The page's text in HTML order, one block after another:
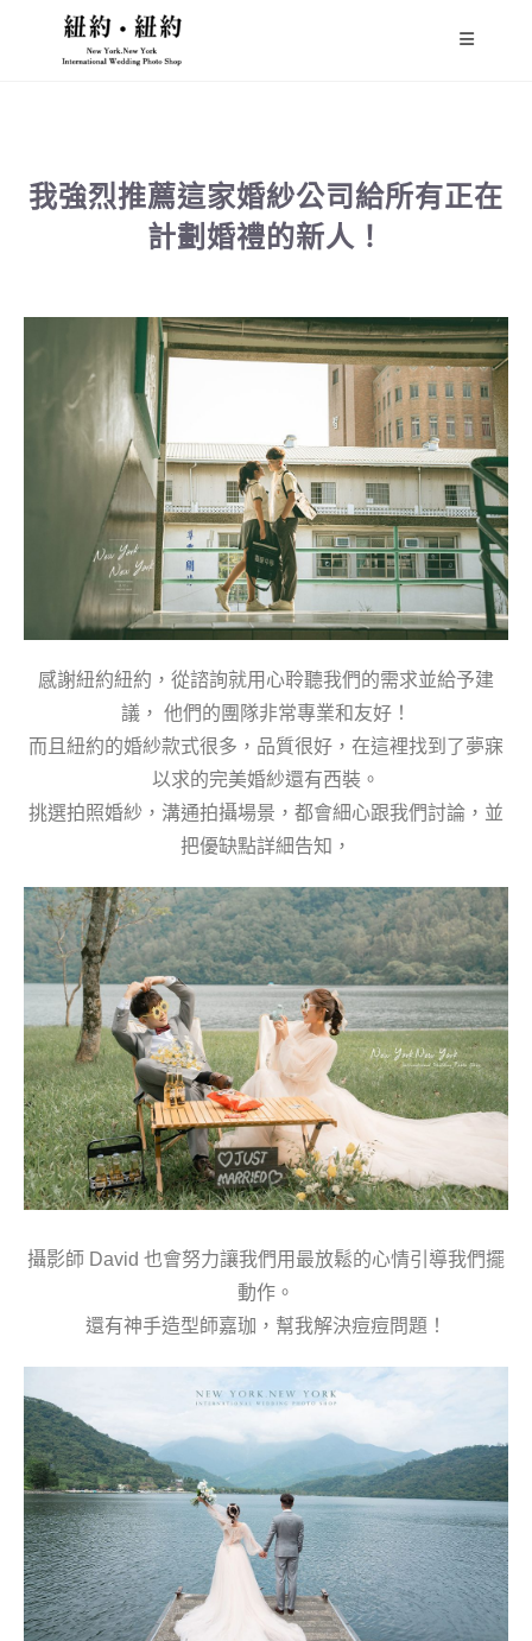
我強烈推薦這家婚紗公司給所有正在
計劃婚禮的新人！
感謝紐約紐約，從諮詢就用心聆聽我們的需求並給予建
議， 他們的團隊非常專業和友好！
而且紐約的婚紗款式很多，品質很好，在這裡找到了夢寐
以求的完美婚紗還有西裝。
挑選拍照婚紗，溝通拍攝場景，都會細心跟我們討論，並
把優缺點詳細告知，
攝影師 David 也會努力讓我們用最放鬆的心情引導我們擺
動作。
還有神手造型師嘉珈，幫我解決痘痘問題！